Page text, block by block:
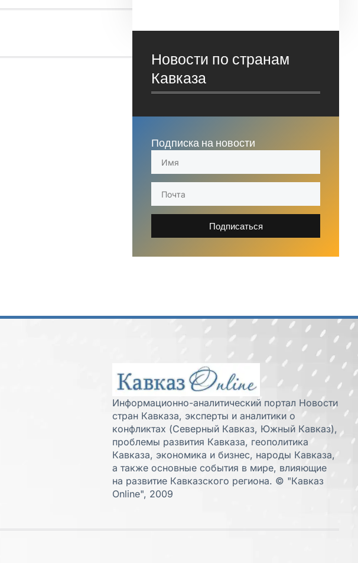
Новости по странам
Кавказа
Подписка на новости
Подписаться
Информационно-аналитический портал Новости
стран Кавказа, эксперты и аналитики о
конфликтах (Северный Кавказ, Южный Кавказ),
проблемы развития Кавказа, геополитика
Кавказа, экономика и бизнес, народы Кавказа,
а также основные события в мире, влияющие
на развитие Кавказского региона. © "Кавказ
Online", 2009